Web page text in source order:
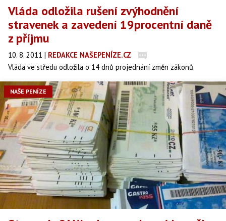
Vláda odložila rušení zvýhodnění
stravenek a zavedení 19procentní daně
z příjmu
10. 8. 2011 | REDAKCE NAŠEPENÍZE.CZ
Vláda ve středu odložila o 14 dnů projednání změn zákonů
souvisejících se startem jednotného inkasního místa (JIM),
informoval Mediafax důvěryhodný zdroj. Novela má například
připravit stravenky o daňové zvýhodnění, snížit odpočitatelné
úroky z úvěrů na bydlení nebo zavést 19procentní daň z příjmu.
NAŠE PENÍZE